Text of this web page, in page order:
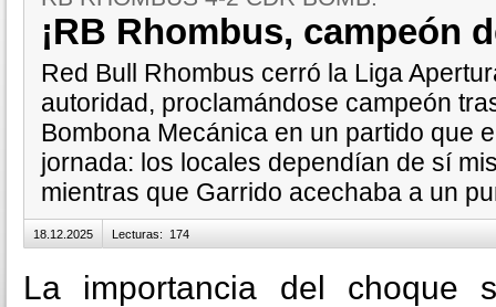
¡RB Rhombus, campeón
Red Bull Rhombus cerró la Liga
autoridad, proclamándose campeón
Bombona Mecánica en un partido que
jornada: los locales dependían de sí
mientras que Garrido acechaba a un
18.12.2025 Lecturas: 174
La importancia del choque